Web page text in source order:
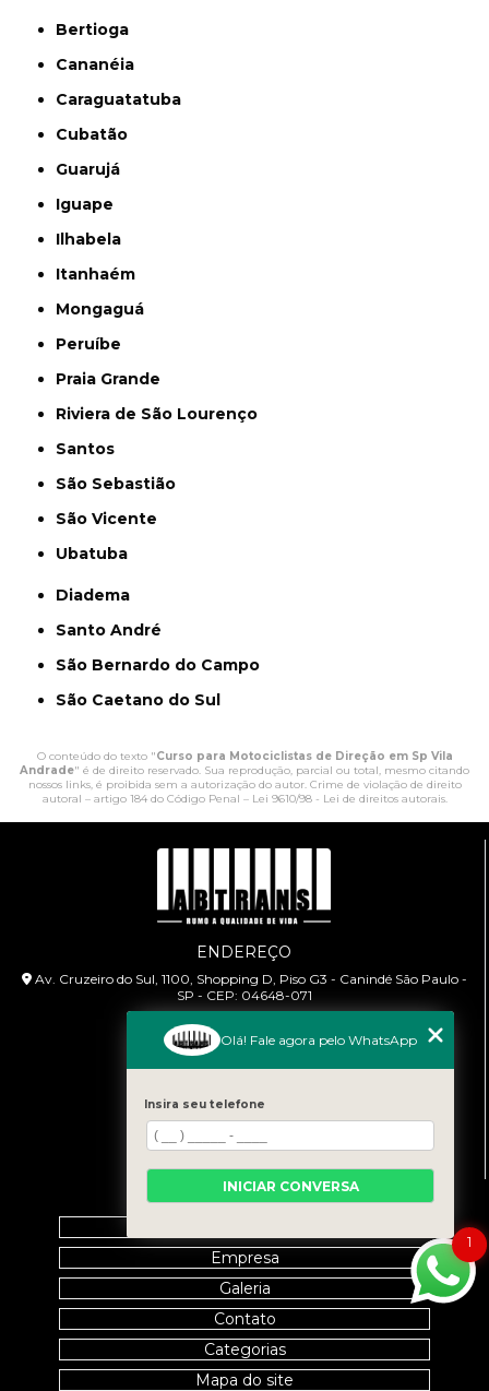
Bertioga
Cananéia
Caraguatatuba
Cubatão
Guarujá
Iguape
Ilhabela
Itanhaém
Mongaguá
Peruíbe
Praia Grande
Riviera de São Lourenço
Santos
São Sebastião
São Vicente
Ubatuba
Diadema
Santo André
São Bernardo do Campo
São Caetano do Sul
O conteúdo do texto "Curso para Motociclistas de Direção em Sp Vila
Andrade" é de direito reservado. Sua reprodução, parcial ou total, mesmo citando
nossos links, é proibida sem a autorização do autor. Crime de violação de direito
autoral – artigo 184 do Código Penal – Lei 9610/98 - Lei de direitos autorais.
ENDEREÇO
Av. Cruzeiro do Sul, 1100, Shopping D, Piso G3 - Canindé São Paulo -
SP - CEP: 04648-071
HORÁRIO DE ATENDIMENTO
Segunda à Sexta: 9:00h às 18:00h
CONTATO
cursoabtrans@gmail.com
MENU
Empresa
Galeria
Contato
Categorias
Mapa do site
1
Olá! Fale agora pelo WhatsApp
Insira seu telefone
INICIAR CONVERSA